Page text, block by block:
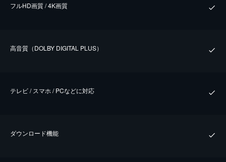
フルHD画質 / 4K画質
⾼⾳質（DOLBY DIGITAL PLUS）
テレビ / スマホ / PCなどに対応
ダウンロード機能